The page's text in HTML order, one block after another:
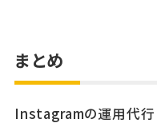
まとめ
Instagramの運用代行